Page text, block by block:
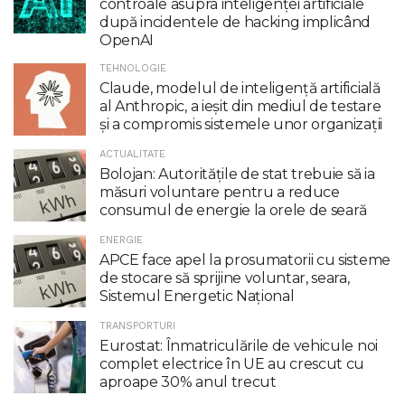
controale asupra inteligenţei artificiale
după incidentele de hacking implicând
OpenAI
TEHNOLOGIE
Claude, modelul de inteligenţă artificială
al Anthropic, a ieşit din mediul de testare
şi a compromis sistemele unor organizaţii
ACTUALITATE
Bolojan: Autoritățile de stat trebuie să ia
măsuri voluntare pentru a reduce
consumul de energie la orele de seară
ENERGIE
APCE face apel la prosumatorii cu sisteme
de stocare să sprijine voluntar, seara,
Sistemul Energetic Național
TRANSPORTURI
Eurostat: Înmatriculările de vehicule noi
complet electrice în UE au crescut cu
aproape 30% anul trecut